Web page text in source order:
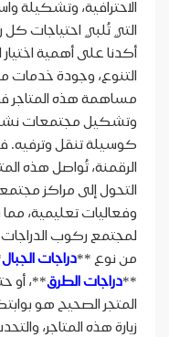
الاحترافية، وتشكيلة
التي تُلبي احتياجات
أكدنا على أهمية اختيار
التنوع، وجودة خدمات
مساهمة هذه المتاجر
وتشكيل مجتمعات
كوسيلة تنقل وترفيه.
الرقمنة، تُواصل هذه
التحول إلى مراكز
وفعاليات تعليمية،
لمجتمع ركوب
من نوع **دراجات الجبال
**دراجات الطرق**، أو
المتجر الصحيح هو
زيارة هذه المتاجر،